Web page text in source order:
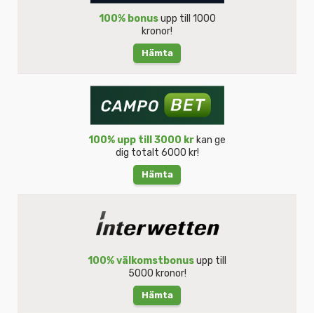
100% bonusupp till 1000
kronor!
Hämta
100% upp till 3000 kr kan ge
dig totalt 6000 kr!
Hämta
100% välkomstbonusupp till
5000 kronor!
Hämta